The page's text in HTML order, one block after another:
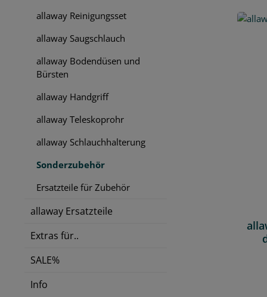
allaway Reinigungsset
allaway Saugschlauch
allaway Bodendüsen und
Bürsten
allaway Handgriff
allaway Teleskoprohr
allaway Schlauchhalterung
Sonderzubehör
Ersatzteile für Zubehör
allaway Ersatzteile
Extras für..
SALE%
Info